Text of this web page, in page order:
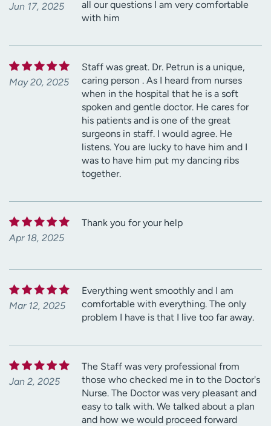
Jun 17, 2025
all our questions I am very comfortable
with him
May 20, 2025
Staff was great. Dr. Petrun is a unique,
caring person . As I heard from nurses
when in the hospital that he is a soft
spoken and gentle doctor. He cares for
his patients and is one of the great
surgeons in staff. I would agree. He
listens. You are lucky to have him and I
was to have him put my dancing ribs
together.
Apr 18, 2025
Thank you for your help
Mar 12, 2025
Everything went smoothly and I am
comfortable with everything. The only
problem I have is that I live too far away.
Jan 2, 2025
The Staff was very professional from
those who checked me in to the Doctor's
Nurse. The Doctor was very pleasant and
easy to talk with. We talked about a plan
and how we would proceed forward